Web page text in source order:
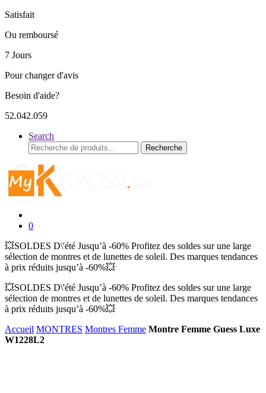
Satisfait
Ou remboursé
7 Jours
Pour changer d'avis
Besoin d'aide?
52.042.059
Search
Recherche
pour :
Recherche
0
💥SOLDES D\'été Jusqu’à -60% Profitez des soldes sur une large
sélection de montres et de lunettes de soleil. Des marques tendances
à prix réduits jusqu’à -60%💥
💥SOLDES D\'été Jusqu’à -60% Profitez des soldes sur une large
sélection de montres et de lunettes de soleil. Des marques tendances
à prix réduits jusqu’à -60%💥
Accueil MONTRES Montres Femme Montre Femme Guess Luxe
W1228L2